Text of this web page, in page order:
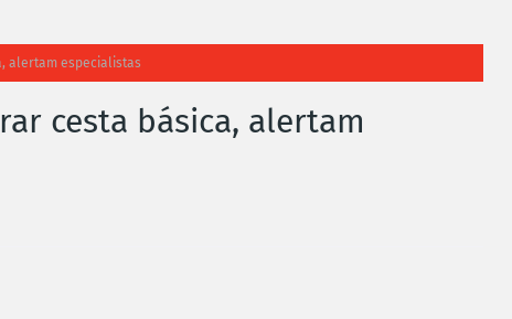
alertam especialistas
cesta básica, alertam